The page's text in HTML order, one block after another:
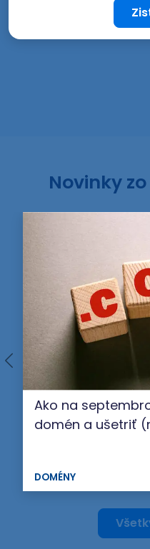
Novinky
Ako na
domén a ušetriť
DOMÉNY